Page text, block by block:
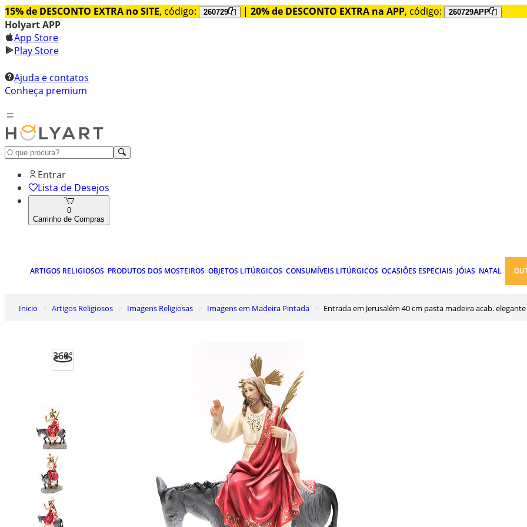
15% de DESCONTO EXTRA no SITE, código: 260729 | 20% de DESCONTO EXTRA na APP, código: 260729APP
Holyart APP
App Store
Play Store
Ajuda e contatos
Conheça premium
Entrar
Lista de Desejos
0
Carrinho de Compras
ARTIGOS RELIGIOSOS PRODUTOS DOS MOSTEIROS OBJETOS LITÚRGICOS CONSUMÍVEIS LITÚRGICOS OCASIÕES ESPECIAIS JÓIAS NATAL
Inicio Artigos Religiosos Imagens Religiosas Imagens em Madeira Pintada Entrada em Jerusalém 40 cm pasta madeira acab. elegante
360°